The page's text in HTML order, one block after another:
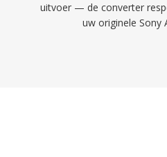
uitvoer — de converter
uw originele Sony